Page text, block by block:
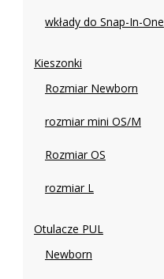
wkłady do Snap-In-One
Kieszonki
Rozmiar Newborn
rozmiar mini OS/M
Rozmiar OS
rozmiar L
Otulacze PUL
Newborn